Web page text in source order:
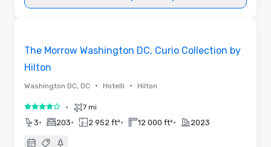
The Morrow Washington DC, Curio Collection by
Hilton
Washington DC, DC • Hotelli • Hilton
4 / 5 • 7 mi
3• 203• 2 952 ft²• 12 000 ft²• 2023